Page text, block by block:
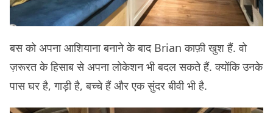
बस को अपना आशियाना बनाने के बाद Brian काफ़ी खुश हैं. वो
ज़रूरत के हिसाब से अपना लोकेशन भी बदल सकते हैं. क्योंकि उनके
पास घर है, गाड़ी है, बच्चे हैं और एक सुंदर बीवी भी है.